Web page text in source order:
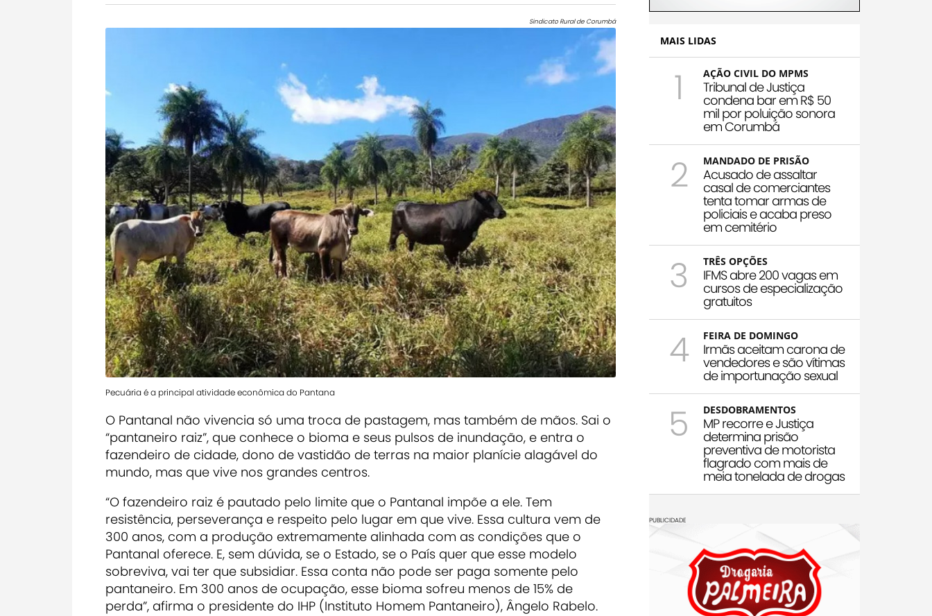
Sindicato Rural de Corumbá
Pecuária é a principal atividade econômica do Pantana
O Pantanal não vivencia só uma troca de pastagem, mas também de mãos. Sai o
“pantaneiro raiz”, que conhece o bioma e seus pulsos de inundação, e entra o
fazendeiro de cidade, dono de vastidão de terras na maior planície alagável do
mundo, mas que vive nos grandes centros.
“O fazendeiro raiz é pautado pelo limite que o Pantanal impõe a ele. Tem
resistência, perseverança e respeito pelo lugar em que vive. Essa cultura vem de
300 anos, com a produção extremamente alinhada com as condições que o
Pantanal oferece. E, sem dúvida, se o Estado, se o País quer que esse modelo
sobreviva, vai ter que subsidiar. Essa conta não pode ser paga somente pelo
pantaneiro. Em 300 anos de ocupação, esse bioma sofreu menos de 15% de
perda”, afirma o presidente do IHP (Instituto Homem Pantaneiro), Ângelo Rabelo.
MAIS LIDAS
1 AÇÃO CIVIL DO MPMS
Tribunal de Justiça
condena bar em R$ 50
mil por poluição sonora
em Corumbá
2 MANDADO DE PRISÃO
Acusado de assaltar
casal de comerciantes
tenta tomar armas de
policiais e acaba preso
em cemitério
3 TRÊS OPÇÕES
IFMS abre 200 vagas em
cursos de especialização
gratuitos
4 FEIRA DE DOMINGO
Irmãs aceitam carona de
vendedores e são vítimas
de importunação sexual
5 DESDOBRAMENTOS
MP recorre e Justiça
determina prisão
preventiva de motorista
flagrado com mais de
meia tonelada de drogas
PUBLICIDADE